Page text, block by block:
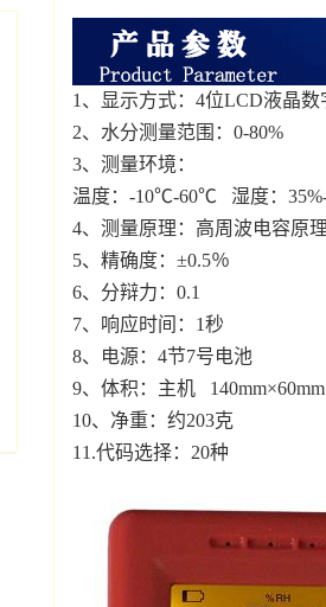
1、显示方式：4位LCD液晶数
2、水分测量范围：0-80%
3、测量环境：
温度：-10℃-60℃ 湿度：
4、测量原理：高周波电容原
5、精确度：±0.5％
6、分辩力：0.1
7、响应时间：1秒
8、电源：4节7号电池
9、体积：主机
10、净重：约203克
11.代码选择：20种